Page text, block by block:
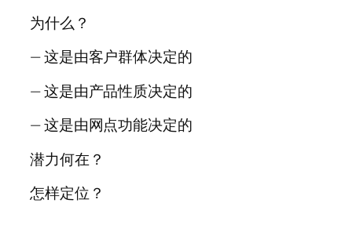
为什么？
— 这是由客户群体决定的
— 这是由产品性质决定的
— 这是由网点功能决定的
潜力何在？
怎样定位？